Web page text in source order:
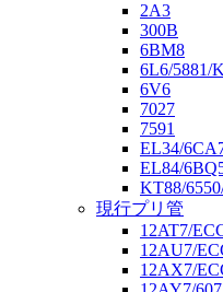
2A3
300B
6BM8
6L6/5881/
6V6
7027
7591
EL34/
EL84/
KT88/
現行プリ管
12AT7/
12AU7/
12AX7/